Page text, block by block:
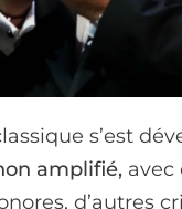
s’est
amplifié, avec
d’autres